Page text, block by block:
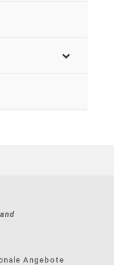
Angebote